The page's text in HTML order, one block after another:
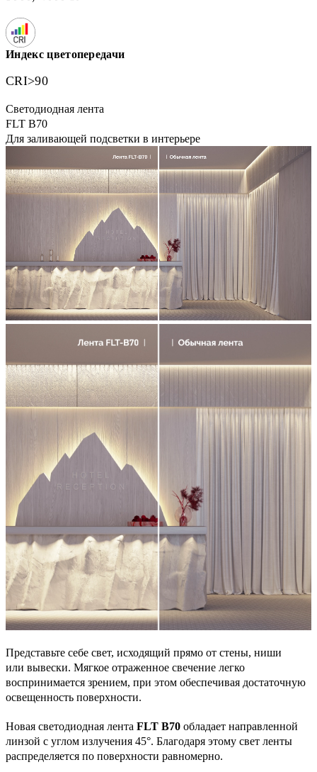
Индекс цветопередачи
CRI>90
Светодиодная лента
FLT B70
Для заливающей подсветки в интерьере
Представьте себе свет, исходящий прямо от стены, ниши
или вывески. Мягкое отраженное свечение легко
воспринимается зрением, при этом обеспечивая достаточную
освещенность поверхности.
Новая светодиодная лента FLT B70 обладает направленной
линзой с углом излучения 45°. Благодаря этому свет ленты
распределяется по поверхности равномерно.